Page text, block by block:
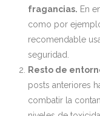
fragancias. En
como por
recomendable
seguridad.
Resto de
posts anteriores
combatir la